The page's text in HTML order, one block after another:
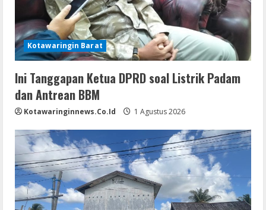
Kotawaringin Barat
Ini Tanggapan Ketua DPRD soal Listrik Padam
dan Antrean BBM
Kotawaringinnews.co.id 1 Agustus 2026